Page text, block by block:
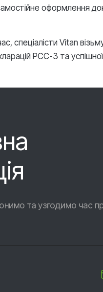
оформлення
спеціалісти Vitan
PCC-3 та успішної
та узгодимо час